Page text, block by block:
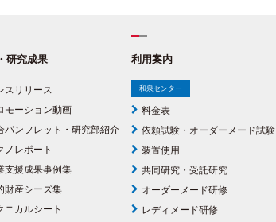
研究成果
スリリース
モーション動画
パンフレット・研究部紹介
ノレポート
支援成果事例集
財産シーズ集
ニカルシート
利用案内
和泉センター
料金表
依頼試験・オーダーメード試験
装置使用
共同研究・受託研究
オーダーメード研修
レディメード研修